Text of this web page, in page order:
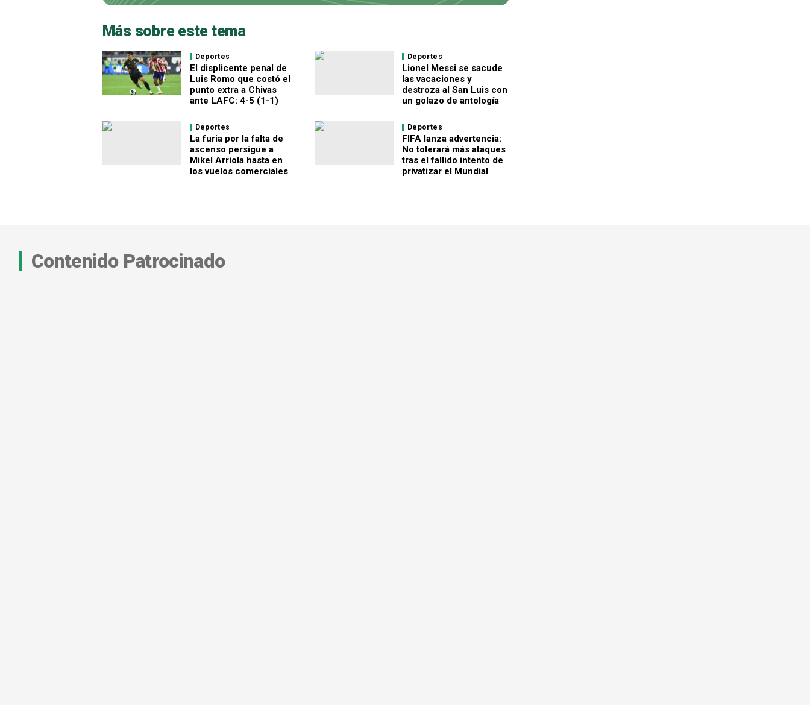
Más sobre este tema
Deportes
El displicente penal de
Luis Romo que costó el
punto extra a Chivas
ante LAFC: 4-5 (1-1)
Deportes
Lionel Messi se sacude
las vacaciones y
destroza al San Luis con
un golazo de antología
Deportes
La furia por la falta de
ascenso persigue a
Mikel Arriola hasta en
los vuelos comerciales
Deportes
FIFA lanza advertencia:
No tolerará más ataques
tras el fallido intento de
privatizar el Mundial
Contenido Patrocinado